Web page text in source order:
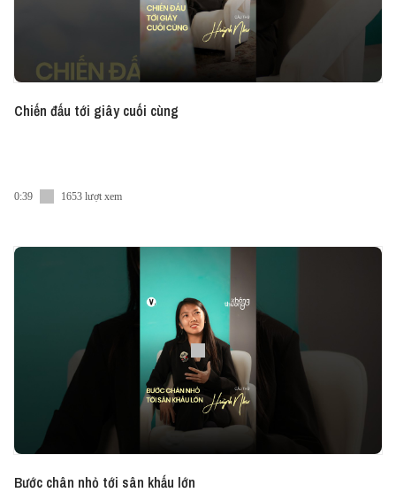
Chiến đấu tới giây cuối cùng
0:39 1653 lượt xem
Bước chân nhỏ tới sân khấu lớn